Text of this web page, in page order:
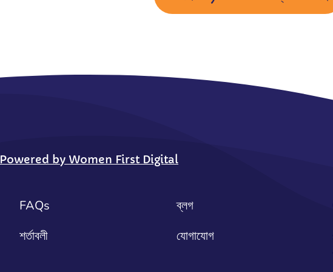
Powered by Women First Digital
FAQs ব্লগ
শর্তাবলী যোগাযোগ